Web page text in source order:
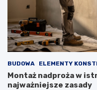
BUDOWA ELEMENTY
Montaż nadproża w
najważniejsze zasady